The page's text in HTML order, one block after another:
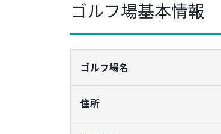
ゴルフ場基本情報
ゴルフ場名
住所